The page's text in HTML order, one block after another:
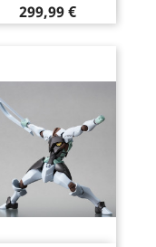
Prix
299,99 €